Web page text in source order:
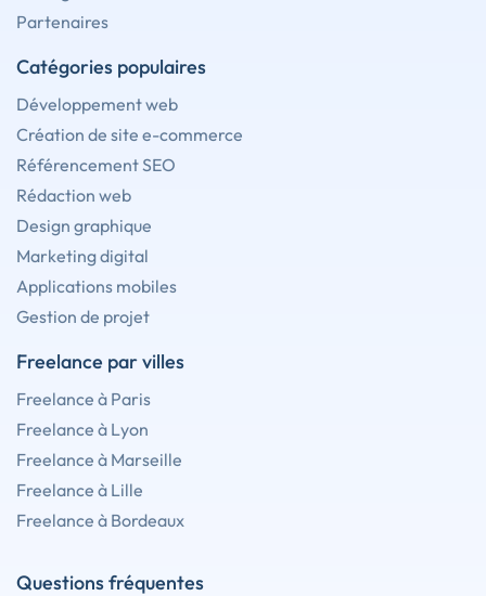
Partenaires
Catégories populaires
Développement web
Création de site e-commerce
Référencement SEO
Rédaction web
Design graphique
Marketing digital
Applications mobiles
Gestion de projet
Freelance par villes
Freelance à Paris
Freelance à Lyon
Freelance à Marseille
Freelance à Lille
Freelance à Bordeaux
Questions fréquentes